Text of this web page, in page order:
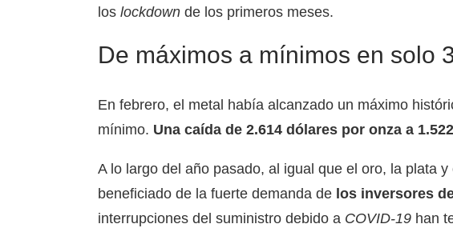
los lockdown de los primeros meses.
De máximos a mínimos en solo
En febrero, el metal había alcanzado un máximo
mínimo. Una caída de 2.614 dólares por onza a 1.522
A lo largo del año pasado, al igual que el oro, la plata
beneficiado de la fuerte demanda de los inversores
interrupciones del suministro debido a COVID-19 han